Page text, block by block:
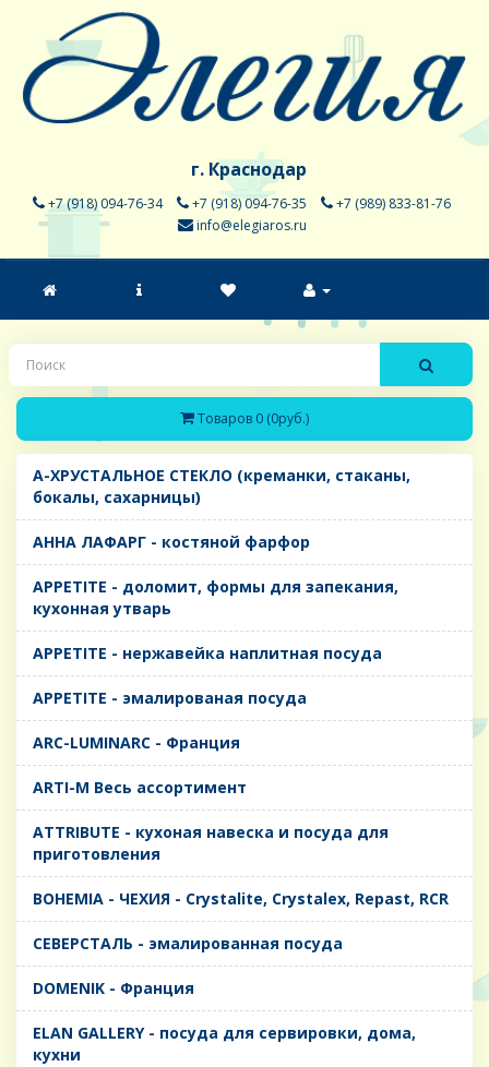
г. Краснодар
+7 (918) 094-76-34 +7 (918) 094-76-35
+7 (989) 833-81-76
info@elegiaros.ru
Товаров 0 (0руб.)
A-ХРУСТАЛЬНОЕ СТЕКЛО (креманки, стаканы,
бокалы, сахарницы)
AHHA ЛАФАРГ - костяной фарфор
APPETITE - доломит, формы для запекания,
кухонная утварь
APPETITE - нержавейка наплитная посуда
APPETITE - эмалированая посуда
ARC-LUMINARC - Франция
ARTI-M Весь ассортимент
ATTRIBUTE - кухоная навеска и посуда для
приготовления
BOHEMIA - ЧЕХИЯ - Crystalite, Crystalex, Repast, RCR
CЕВЕРСТАЛЬ - эмалированная посуда
DOMENIK - Франция
ELAN GALLERY - посуда для сервировки, дома,
кухни